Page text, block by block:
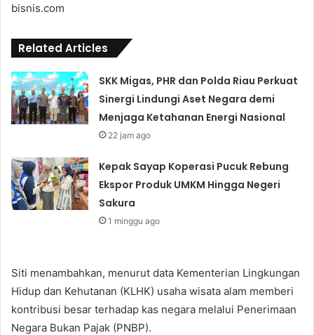
bisnis.com
Related Articles
SKK Migas, PHR dan Polda Riau Perkuat
Sinergi Lindungi Aset Negara demi
Menjaga Ketahanan Energi Nasional
22 jam ago
Kepak Sayap Koperasi Pucuk Rebung
Ekspor Produk UMKM Hingga Negeri
Sakura
1 minggu ago
Siti menambahkan, menurut data Kementerian Lingkungan
Hidup dan Kehutanan (KLHK) usaha wisata alam memberi
kontribusi besar terhadap kas negara melalui Penerimaan
Negara Bukan Pajak (PNBP).